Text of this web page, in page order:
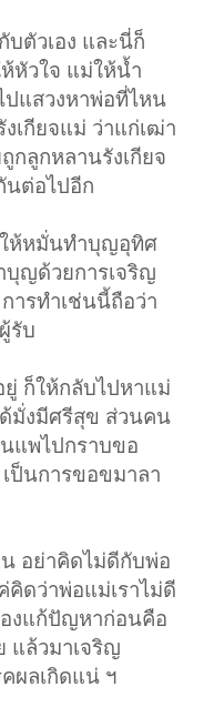
บตัวเอง และนี่ก็
ห้หัวใจ แม่ให้น้ำ
ปแสวงหาพ่อที่ไหน
เกียจแม่ ว่าแก่เฒ่า
กลูกหลานรังเกียจ
นต่อไปอีก
ห้หมั่นทำบุญอุทิศ
บุญด้วยการเจริญ
ารทำเช่นนี้ถือว่า
รับ
ก็ให้กลับไปหาแม่
มั่งมีศรีสุข ส่วนคน
แพไปกราบขอ
ป็นการขอขมาลา
อย่าคิดไม่ดีกับพ่อ
คิดว่าพ่อแม่เราไม่ดี
งแก้ปัญหาก่อนคือ
แล้วมาเจริญ
ผลเกิดแน่ ฯ